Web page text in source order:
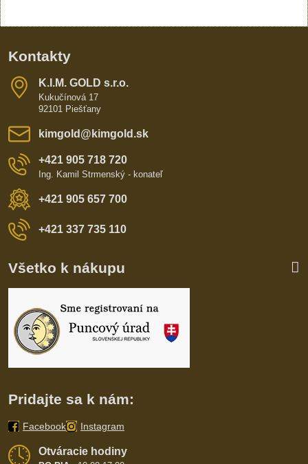
Kontakty
K​​.I​​.M​​. GOLD s​​.r​​.o​​.
Kukučínová 17
92101 Piešťany
kimgold​@kimgold​.sk
+421 905 718 720
Ing. Kamil Strmenský - konateľ
+421 905 657 700
+421 337 735 110
Všetko k nákupu
Pridajte sa k nám:
Facebook Instagram
Otváracie hodiny